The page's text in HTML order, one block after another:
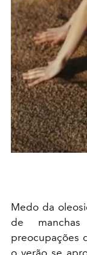
Medo da
de
preocupações